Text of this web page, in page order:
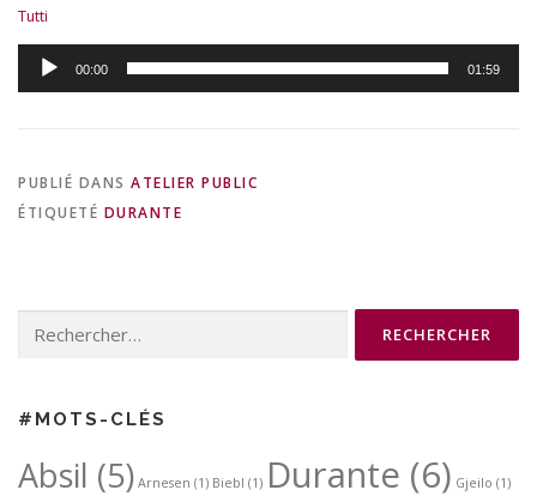
Tutti
Lecteur
audio
00:00 01:59
PUBLIÉ DANS ATELIER PUBLIC
ÉTIQUETÉ DURANTE
#MOTS-CLÉS
Absil (5) Arnesen (1) Biebl (1) Durante (6) Gjeilo (1)